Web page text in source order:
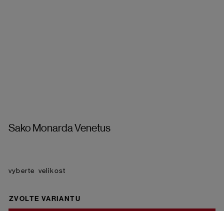
Sako Monarda Venetus
velikost
ZVOLTE VARIANTU